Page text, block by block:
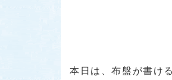
本日は、布盤が書